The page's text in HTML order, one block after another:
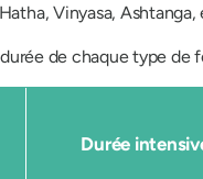
Vinyasa, Ashtanga,
de chaque type de
Durée